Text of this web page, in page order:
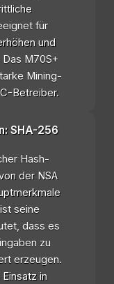
für
und
M70S+
Mining-
Betreiber.
SHA-256
Hash-
der NSA
seine
dass es
zu
erzeugen.
in